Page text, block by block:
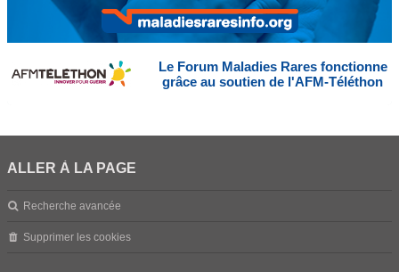
Le Forum Maladies Rares fonctionne
grâce au soutien de l'AFM-Téléthon
ALLER À LA PAGE
Recherche avancée
Supprimer les cookies